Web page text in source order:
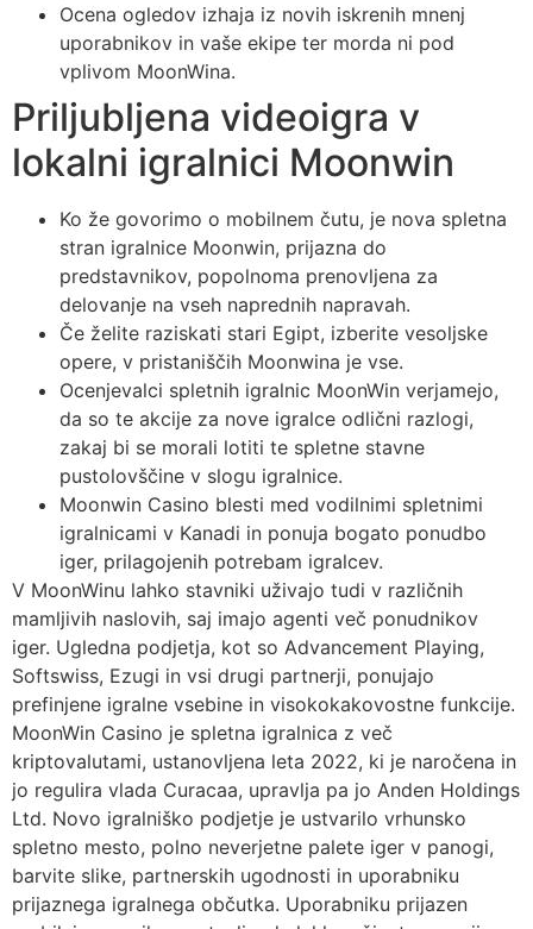
Ocena ogledov izhaja iz novih iskrenih mnenj
uporabnikov in vaše ekipe ter morda ni pod
vplivom MoonWina.
Priljubljena videoigra v
lokalni igralnici Moonwin
Ko že govorimo o mobilnem čutu, je nova spletna
stran igralnice Moonwin, prijazna do
predstavnikov, popolnoma prenovljena za
delovanje na vseh naprednih napravah.
Če želite raziskati stari Egipt, izberite vesoljske
opere, v pristaniščih Moonwina je vse.
Ocenjevalci spletnih igralnic MoonWin verjamejo,
da so te akcije za nove igralce odlični razlogi,
zakaj bi se morali lotiti te spletne stavne
pustolovščine v slogu igralnice.
Moonwin Casino blesti med vodilnimi spletnimi
igralnicami v Kanadi in ponuja bogato ponudbo
iger, prilagojenih potrebam igralcev.
V MoonWinu lahko stavniki uživajo tudi v različnih
mamljivih naslovih, saj imajo agenti več ponudnikov
iger. Ugledna podjetja, kot so Advancement Playing,
Softswiss, Ezugi in vsi drugi partnerji, ponujajo
prefinjene igralne vsebine in visokokakovostne funkcije.
MoonWin Casino je spletna igralnica z več
kriptovalutami, ustanovljena leta 2022, ki je naročena in
jo regulira vlada Curacaa, upravlja pa jo Anden Holdings
Ltd. Novo igralniško podjetje je ustvarilo vrhunsko
spletno mesto, polno neverjetne palete iger v panogi,
barvite slike, partnerskih ugodnosti in uporabniku
prijaznega igralnega občutka. Uporabniku prijazen